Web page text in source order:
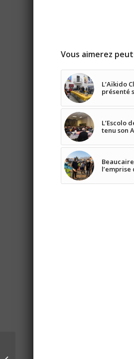
Vous aimerez
L’Aïkido
présenté
L’Escolo
tenu son